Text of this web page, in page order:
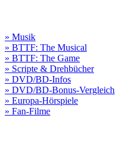
» Musik
» BTTF: The Musical
» BTTF: The Game
» Scripte & Drehbücher
» DVD/BD-Infos
» DVD/BD-Bonus-Vergleich
» Europa-Hörspiele
» Fan-Filme